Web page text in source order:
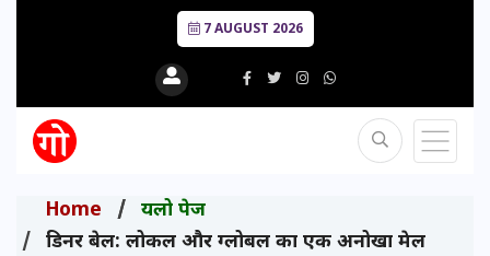
7 AUGUST 2026
Home
यलो पेज
डिनर बेल: लोकल और ग्लोबल का एक अनोखा मेल